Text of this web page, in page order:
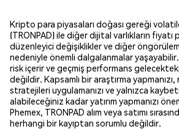
Kripto para piyasaları doğası gereği
(TRONPAD) ile diğer dijital varlıkların fiyatı
düzenleyici değişiklikler ve diğer
nedeniyle önemli dalgalanmalar
risk içerir ve geçmiş performans
değildir. Kapsamlı bir araştırma
stratejileri uygulamanızı ve yalnızca
alabileceğiniz kadar yatırım yapmanızı
Phemex, TRONPAD alım veya satımı
herhangi bir kayıptan sorumlu değildir.